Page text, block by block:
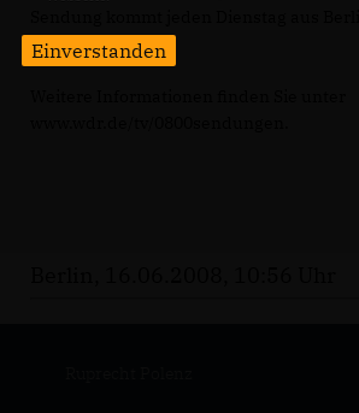
Einverstanden